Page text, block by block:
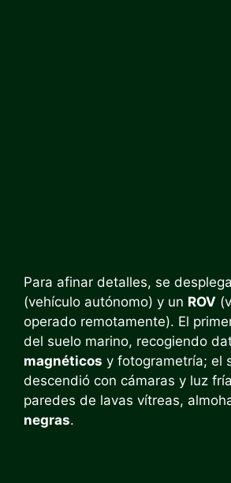
Para afinar detalles, se
(vehículo autónomo) y un ROV
operado remotamente). El
del suelo marino, recogiendo
magnéticos y fotogrametría; el
descendió con cámaras y luz
paredes de lavas vítreas,
negras.